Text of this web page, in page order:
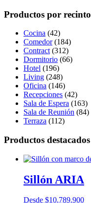
Productos por recinto
Cocina (42)
Comedor(184)
Contract (312)
Dormitorio (66)
Hotel (196)
Living (248)
Oficina (146)
Recepciones (42)
Sala de Espera (163)
Sala de Reunión (84)
Terraza (112)
Productos destacados
Sillón ARIA
Desde $10.789.900